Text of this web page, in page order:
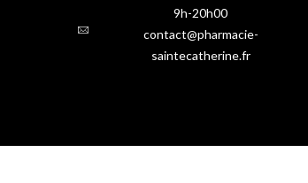
9h-20h00
contact@pharmacie-
saintecatherine.fr